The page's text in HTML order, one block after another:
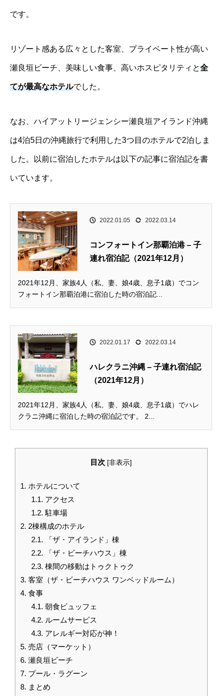
です。
リゾート感ある広々とした客室、プライベート性が高い
瀬良垣ビーチ、美味しい食事、高いホスピタリティと全
てが最高なホテルでした。
なお、ハイアットリージェンシー瀬良垣アイランド沖縄
は4泊5日の沖縄旅行で利用した3つ目のホテルで2泊しま
した。以前に宿泊したホテルは以下の記事に宿泊記を書
いています。
2022.01.05 2022.03.14
コンフォートイン那覇泊港 – 子
連れ宿泊記（2021年12月）
2021年12月、家族4人（私、妻、娘4歳、息子1歳）でコン
フォートイン那覇泊港に宿泊した時の宿泊記...
2022.01.17 2022.03.14
ハレクラニ沖縄 – 子連れ宿泊記
（2021年12月）
2021年12月、家族4人（私、妻、娘4歳、息子1歳）でハレ
クラニ沖縄に宿泊した時の宿泊記です。 2...
目次 [非表示]
1. ホテルについて
1.1. アクセス
1.2. 駐車場
2. 2棟構成のホテル
2.1. 「ザ・アイランド」棟
2.2. 「ザ・ビーチハウス」棟
2.3. 棟間の移動はトゥクトゥク
3. 客室（ザ・ビーチハウス ワンベッドルーム）
4. 食事
4.1. 朝食ビュッフェ
4.2. ルームサービス
4.3. アレルギー対応が神！
5. 売店（マーケット）
6. 瀬良垣ビーチ
7. プール・ラグーン
8. まとめ